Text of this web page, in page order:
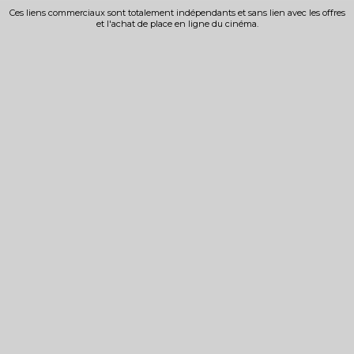
Ces liens commerciaux sont totalement indépendants et sans lien avec les offres
et l'achat de place en ligne du cinéma.